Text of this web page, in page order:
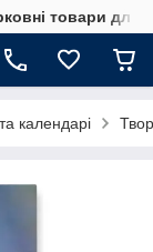
товари для
календарі